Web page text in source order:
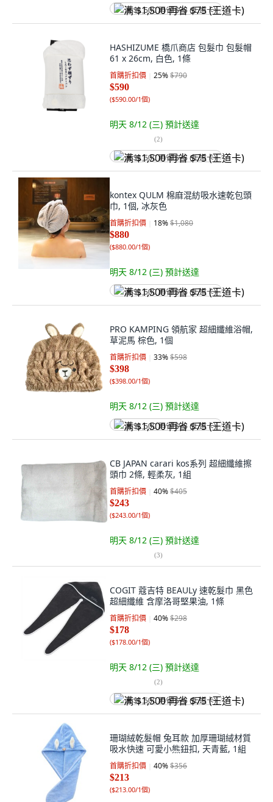
满 $1,500 再省 $75 (王道卡)
HASHIZUME 橋爪商店 包髮巾 包髮帽
61 x 26cm, 白色, 1條
首購折扣價 25%$790
$590
($590.00/1個)
明天 8/12 (三) 預計送達
(2)
满 $1,500 再省 $75 (王道卡)
kontex QULM 棉麻混紡吸水速乾包頭
巾, 1個, 冰灰色
首購折扣價 18%$1,080
$880
($880.00/1個)
明天 8/12 (三) 預計送達
满 $1,500 再省 $75 (王道卡)
PRO KAMPING 領航家 超細纖維浴帽,
草泥馬 棕色, 1個
首購折扣價 33%$598
$398
($398.00/1個)
明天 8/12 (三) 預計送達
满 $1,500 再省 $75 (王道卡)
CB JAPAN carari kos系列 超細纖維擦
頭巾 2條, 輕柔灰, 1組
首購折扣價 40%$405
$243
($243.00/1個)
明天 8/12 (三) 預計送達
(3)
COGIT 蔻吉特 BEAULy 速乾髮巾 黑色
超細纖維 含摩洛哥堅果油, 1條
首購折扣價 40%$298
$178
($178.00/1個)
明天 8/12 (三) 預計送達
(2)
满 $1,500 再省 $75 (王道卡)
珊瑚絨乾髮帽 兔耳款 加厚珊瑚絨材質
吸水快速 可愛小熊鈕扣, 天青藍, 1組
首購折扣價 40%$356
$213
($213.00/1個)